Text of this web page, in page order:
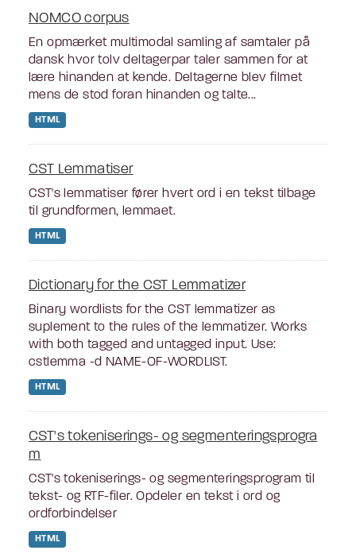
NOMCO corpus
En opmærket multimodal samling af samtaler på
dansk hvor tolv deltagerpar taler sammen for at
lære hinanden at kende. Deltagerne blev filmet
mens de stod foran hinanden og talte...
HTML
CST Lemmatiser
CST's lemmatiser fører hvert ord i en tekst tilbage
til grundformen, lemmaet.
HTML
Dictionary for the CST Lemmatizer
Binary wordlists for the CST lemmatizer as
suplement to the rules of the lemmatizer. Works
with both tagged and untagged input. Use:
cstlemma -d NAME-OF-WORDLIST.
HTML
CST's tokeniserings- og segmenteringsprogra
m
CST's tokeniserings- og segmenteringsprogram til
tekst- og RTF-filer. Opdeler en tekst i ord og
ordforbindelser
HTML